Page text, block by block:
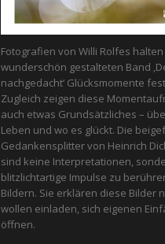
Fotografien von Willi Rolfes
wunderschön gestalteten Band
nachgedacht‘ Glücksmomente
Zugleich zeigen diese
auch etwas Grundsätzliches –
Leben und wo es glückt. Die
Gedankensplitter von Heinrich
sind keine Interpretationen,
blitzlichtartige Impulse zu
Bildern. Sie erklären diese Bilder
wollen einladen, sich eigenen
öffnen.